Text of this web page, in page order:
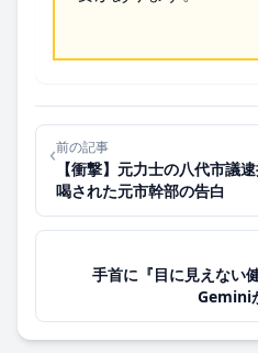
‹前の記事
【衝撃】元力士の八代市議
喝された元市幹部の告白
手首に『目に見えない
Gemini